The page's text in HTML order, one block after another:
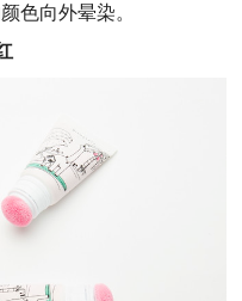
色向外晕染。